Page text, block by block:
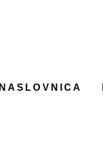
NASLOVNICA